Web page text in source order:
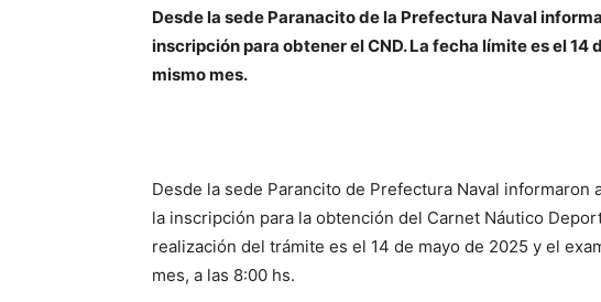
Desde la sede Paranacito de la Prefectura Naval
inscripción para obtener el CND. La fecha límite es el 14
mismo mes.
Desde la sede Parancito de Prefectura Naval
la inscripción para la obtención del Carnet Náutico
realización del trámite es el 14 de mayo de 2025 y el
mes, a las 8:00 hs.